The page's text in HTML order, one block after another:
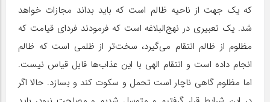
که یک جهت از ناحیه ظالم است که باید بداند مجازات خواهد
شد. یک تعبیری در نهج‌البلاغه است که فرمودند فردای قیامت که
مظلوم از ظالم انتقام می‌گیرد، سخت‌تر از ظلمی است که ظالم
انجام داده است و انتقام الهی با این عذاب‌ها قابل قیاس نیست.
اما مظلوم گاهی ناچار است تحمل و سکوت کند و بسازد. حالا اگر